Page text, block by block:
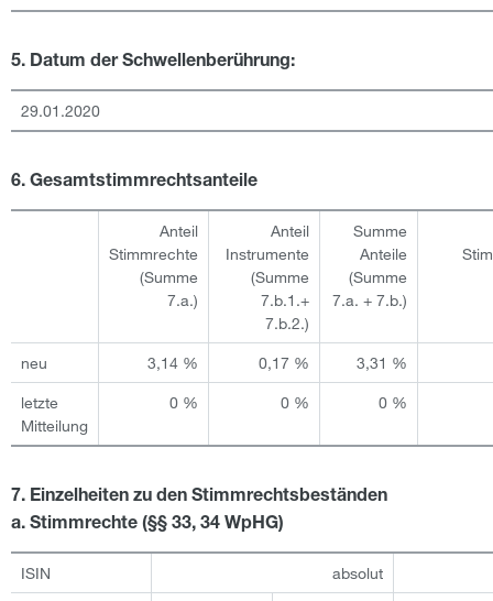
5. Datum der Schwellenberührung:
29.01.2020
6. Gesamtstimmrechtsanteile
Anteil
Stimmrechte
(Summe
7.a.)
Anteil
Instrumente
(Summe
7.b.1.+
7.b.2.)
Summe
Anteile
(Summe
7.a. + 7.b.)
neu 3,14 % 0,17 % 3,31 %
letzte
Mitteilung
0 % 0 % 0 %
7. Einzelheiten zu den Stimmrechtsbeständen
a. Stimmrechte (§§ 33, 34 WpHG)
ISIN absolut